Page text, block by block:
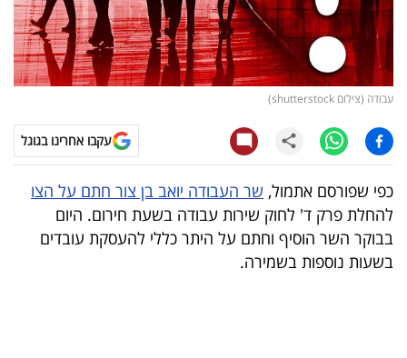
עסקית
קריפטו
ויראלי
טלוויזיה
עסקי
ספורט
קריירה
עבודה (צילום shutterstock)
עקבו אחרינו בגוגל
כפי שפורסם אתמול, שר העבודה יואב בן צור חתם על הצו
להחלת פרק ד' לחוק שירות עבודה בשעת חירום. היום
בבוקר השר הוסיף וחתם על היתר כללי להעסקת עובדים
בשעות נוספות בשמירה.